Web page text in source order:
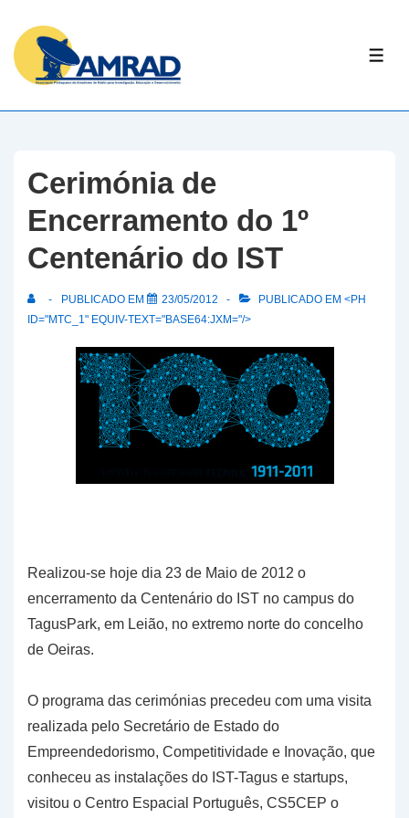
Skip
Content
Cerimónia de
Encerramento do 1º
Centenário do IST
PUBLICADO EM 23/05/2012
PUBLICADO EM <PH
ID="MTC_1" EQUIV-TEXT="BASE64:JXM="/>
Realizou-se hoje dia 23 de Maio de 2012 o
encerramento da Centenário do IST no campus do
TagusPark, em Leião, no extremo norte do concelho
de Oeiras.
O programa das cerimónias precedeu com uma visita
realizada pelo Secretário de Estado do
Empreendedorismo, Competitividade e Inovação, que
conheceu as instalações do IST-Tagus e startups,
visitou o Centro Espacial Português, CS5CEP o